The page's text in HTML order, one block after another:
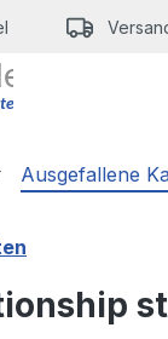
Ausgefallene